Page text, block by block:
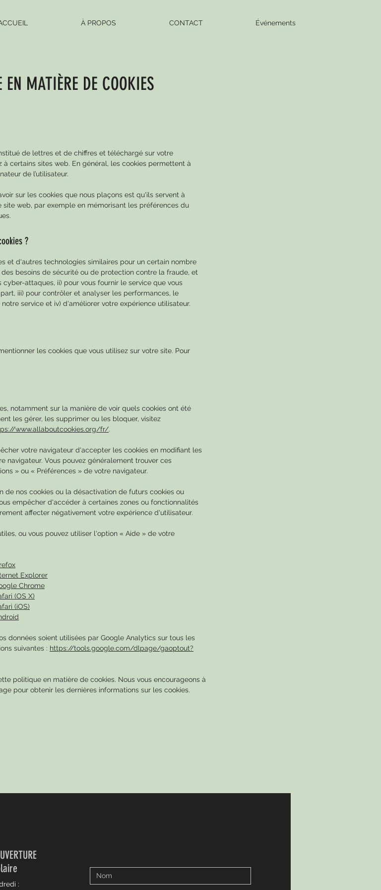
À PROPOS CONTACT Événements
EN MATIÈRE DE COOKIES
de lettres et de chiffres et téléchargé sur votre
certains sites web. En général, les cookies permettent à
de l’utilisateur.
sur les cookies que nous plaçons est qu'ils servent à
web, par exemple en mémorisant les préférences du
?
et d'autres technologies similaires pour un certain nombre
besoins de sécurité ou de protection contre la fraude, et
attaques, ii) pour vous fournir le service que vous
iii) pour contrôler et analyser les performances, le
service et iv) d'améliorer votre expérience utilisateur.
les cookies que vous utilisez sur votre site. Pour
notamment sur la manière de voir quels cookies ont été
les gérer, les supprimer ou les bloquer, visitez
www.allaboutcookies.org/fr/.
votre navigateur d'accepter les cookies en modifiant les
navigateur. Vous pouvez généralement trouver ces
» ou « Préférences » de votre navigateur.
de nos cookies ou la désactivation de futurs cookies ou
empêcher d'accéder à certaines zones ou fonctionnalités
affecter négativement votre expérience d'utilisateur.
ou vous pouvez utiliser l'option « Aide » de votre
Explorer
Chrome
(OS X)
(iOS)
données soient utilisées par Google Analytics sur tous les
suivantes : https://tools.google.com/dlpage/gaoptout?
politique en matière de cookies. Nous vous encourageons à
pour obtenir les dernières informations sur les cookies.
: